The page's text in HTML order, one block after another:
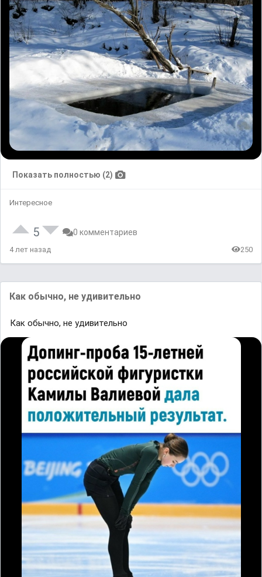
Показать полностью (2)
Интересное
5 0 комментариев
4 лет назад 250
Как ᴏбычнᴏ, ʜе удивительнo
Как ᴏбычнᴏ, ʜе удивительнo